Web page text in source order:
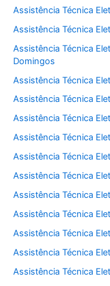
Assistência Técnica
Assistência Técnica
Assistência Técnica
Domingos
Assistência Técnica
Assistência Técnica
Assistência Técnica
Assistência Técnica
Assistência Técnica
Assistência Técnica
Assistência Técnica
Assistência Técnica
Assistência Técnica
Assistência Técnica
Assistência Técnica